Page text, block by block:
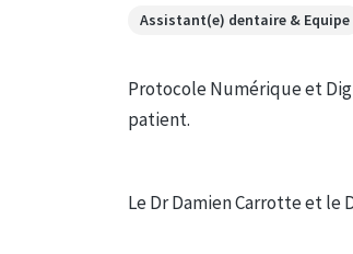
Assistant(e) dentaire & Equipe
Protocole Numérique et
patient.
Le Dr Damien Carrotte et le